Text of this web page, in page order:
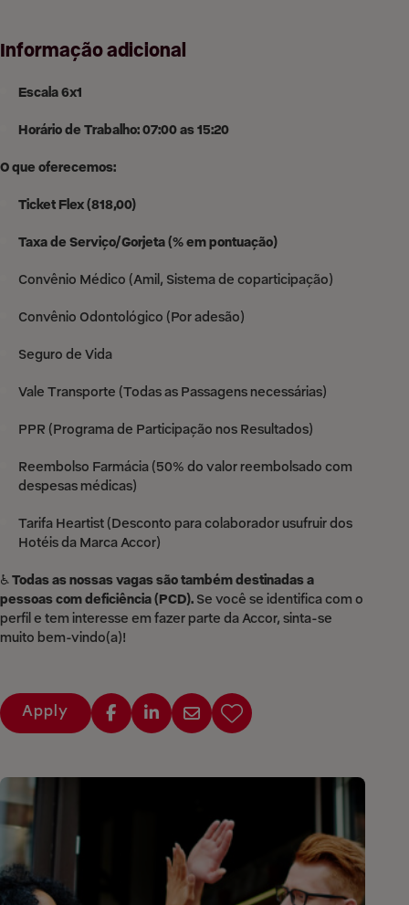
Informação adicional
Escala 6x1
Horário de Trabalho: 07:00 as 15:20
O que oferecemos:
Ticket Flex (818,00)
Taxa de Serviço/Gorjeta (% em pontuação)
Convênio Médico (Amil, Sistema de coparticipação)
Convênio Odontológico (Por adesão)
Seguro de Vida
Vale Transporte (Todas as Passagens necessárias)
PPR (Programa de Participação nos Resultados)
Reembolso Farmácia (50% do valor reembolsado com
despesas médicas)
Tarifa Heartist (Desconto para colaborador usufruir dos
Hotéis da Marca Accor)
♿Todas as nossas vagas são também destinadas a
pessoas com deficiência (PCD). Se você se identifica com o
perfil e tem interesse em fazer parte da Accor, sinta-se
muito bem-vindo(a)!
Apply